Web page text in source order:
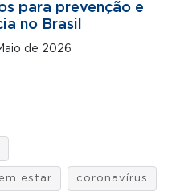
para prevenção e
no Brasil
de 2026
estar coronavírus